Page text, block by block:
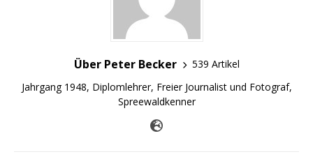
Über Peter Becker
539 Artikel
Jahrgang 1948, Diplomlehrer, Freier Journalist und Fotograf,
Spreewaldkenner